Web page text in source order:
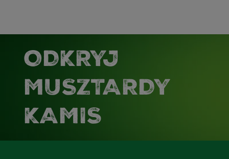
ODKRYJ
MUSZTARDY
KAMIS